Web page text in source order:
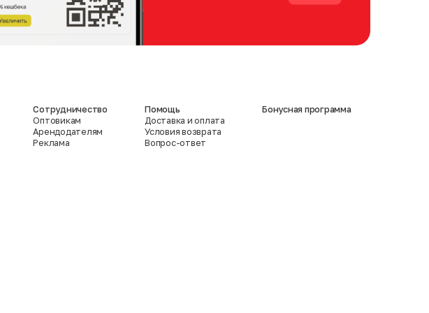
Сотрудничество
Оптовикам
Арендодателям
Реклама
Помощь
Доставка и оплата
Условия возврата
Вопрос-ответ
Бонусная программа